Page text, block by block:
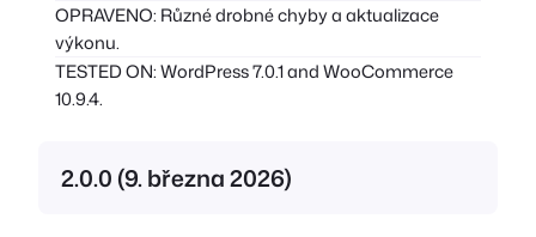
OPRAVENO: Různé drobné chyby a aktualizace
výkonu.
TESTED ON: WordPress 7.0.1 and WooCommerce
10.9.4.
2.0.0 (9. března 2026)